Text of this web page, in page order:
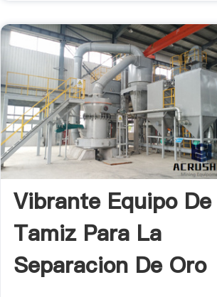
Vibrante Equipo De
Tamiz Para La
Separacion De Oro